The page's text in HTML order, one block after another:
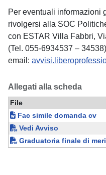
Per eventuali informazioni
rivolgersi alla SOC
con ESTAR Villa Fabbri,
(Tel. 055-6934537 –
email:
Allegati alla scheda
File
Fac simile domanda cv
Vedi Avviso
Graduatoria finale di